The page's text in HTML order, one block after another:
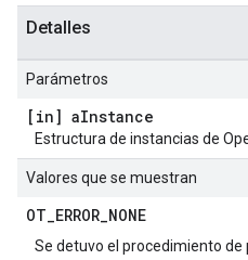
Detalles
Parámetros
[in] aInstance
Estructura de instancias de
Valores que se muestran
OT_ERROR_NONE
Se detuvo el procedimiento de